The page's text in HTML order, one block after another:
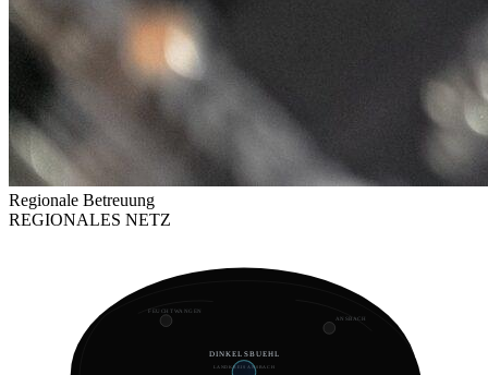
Regionale Betreuung
REGIONALES NETZ
DINKELSBUEHL
LANDKREIS ANSBACH
FEUCHTWANGEN
ANSBACH